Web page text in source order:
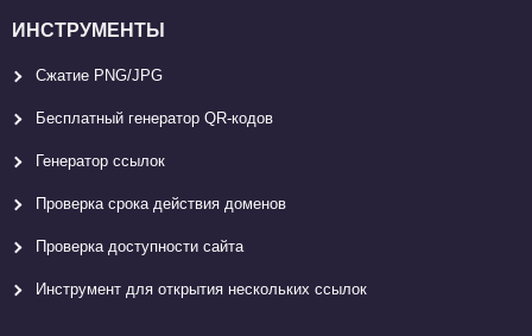
ИНСТРУМЕНТЫ
Сжатие PNG/JPG
Бесплатный генератор QR-кодов
Генератор ссылок
Проверка срока действия доменов
Проверка доступности сайта
Инструмент для открытия нескольких ссылок